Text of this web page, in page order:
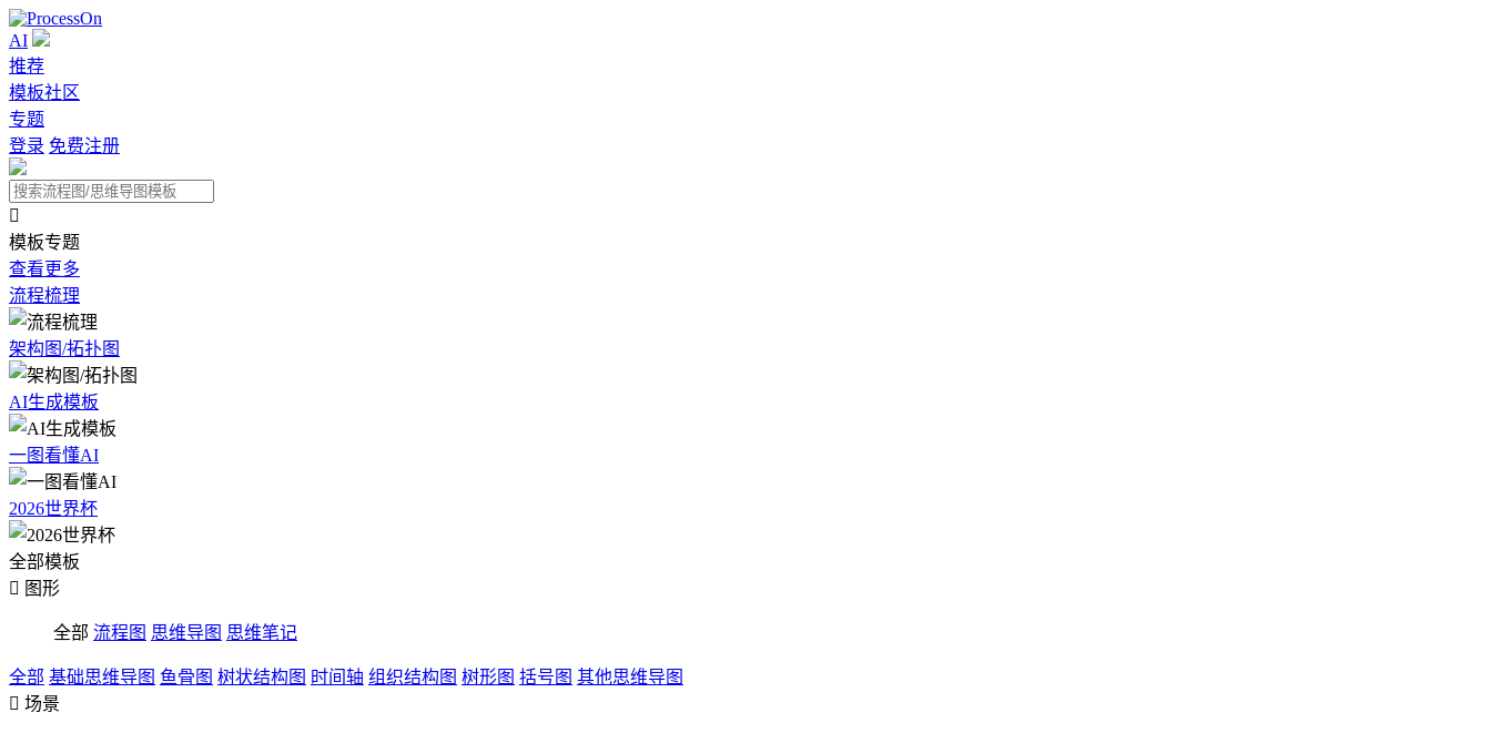
AI
推荐
模板社区
专题
登录 免费注册

模板专题
查看更多
流程梳理
架构图/拓扑图
AI生成模板
一图看懂AI
2026世界杯
全部模板
 图形
全部 流程图 思维导图 思维笔记
全部 基础思维导图 鱼骨图 树状结构图 时间轴 组织结构图 树形图 括号图 其他思维导图
 场景